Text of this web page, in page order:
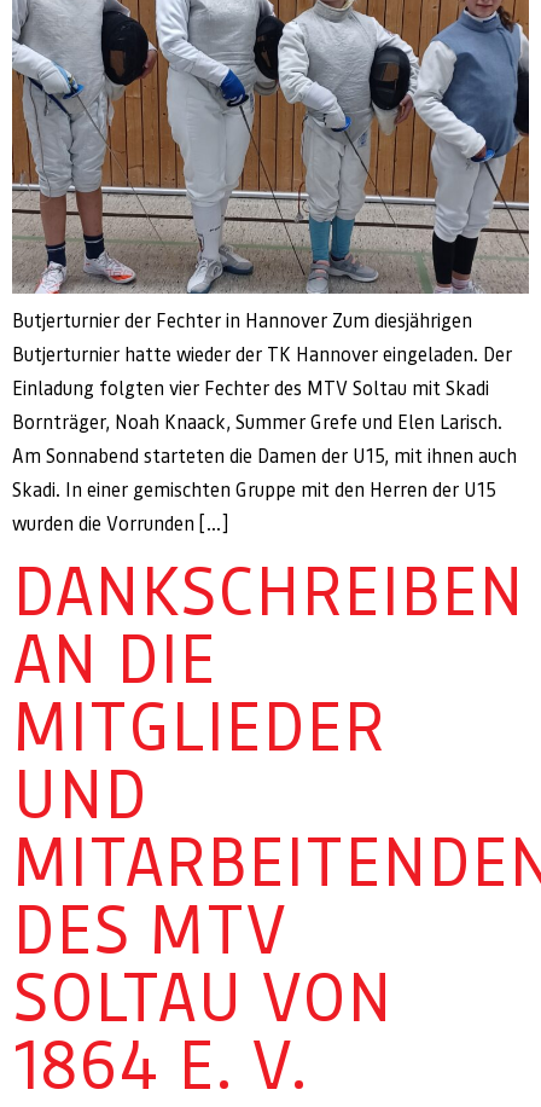
Butjerturnier der Fechter in Hannover Zum diesjährigen
Butjerturnier hatte wieder der TK Hannover eingeladen. Der
Einladung folgten vier Fechter des MTV Soltau mit Skadi
Bornträger, Noah Knaack, Summer Grefe und Elen Larisch.
Am Sonnabend starteten die Damen der U15, mit ihnen auch
Skadi. In einer gemischten Gruppe mit den Herren der U15
wurden die Vorrunden […]
DANKSCHREIBEN
AN DIE
MITGLIEDER
UND
DES MTV
SOLTAU VON
1864 E. V.